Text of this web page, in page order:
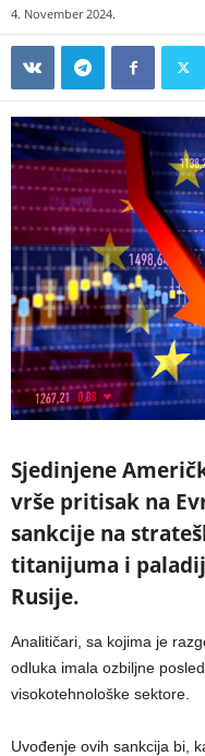
4. November 2024.
Sjedinjene
vrše pritisak na
sankcije na
titanijuma i
Rusije.
Analitičari, sa kojima je
odluka imala ozbiljne
visokotehnološke sektore.
Uvođenje ovih sankcija bi,